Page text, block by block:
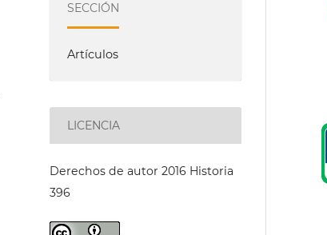
SECCIÓN
Artículos
LICENCIA
Derechos de autor 2016 Historia
396